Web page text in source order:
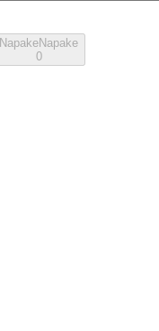
NapakeNapake
0